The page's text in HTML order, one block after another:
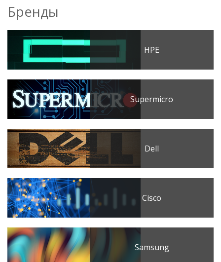
Бренды
HPE
Supermicro
Dell
Cisco
Samsung